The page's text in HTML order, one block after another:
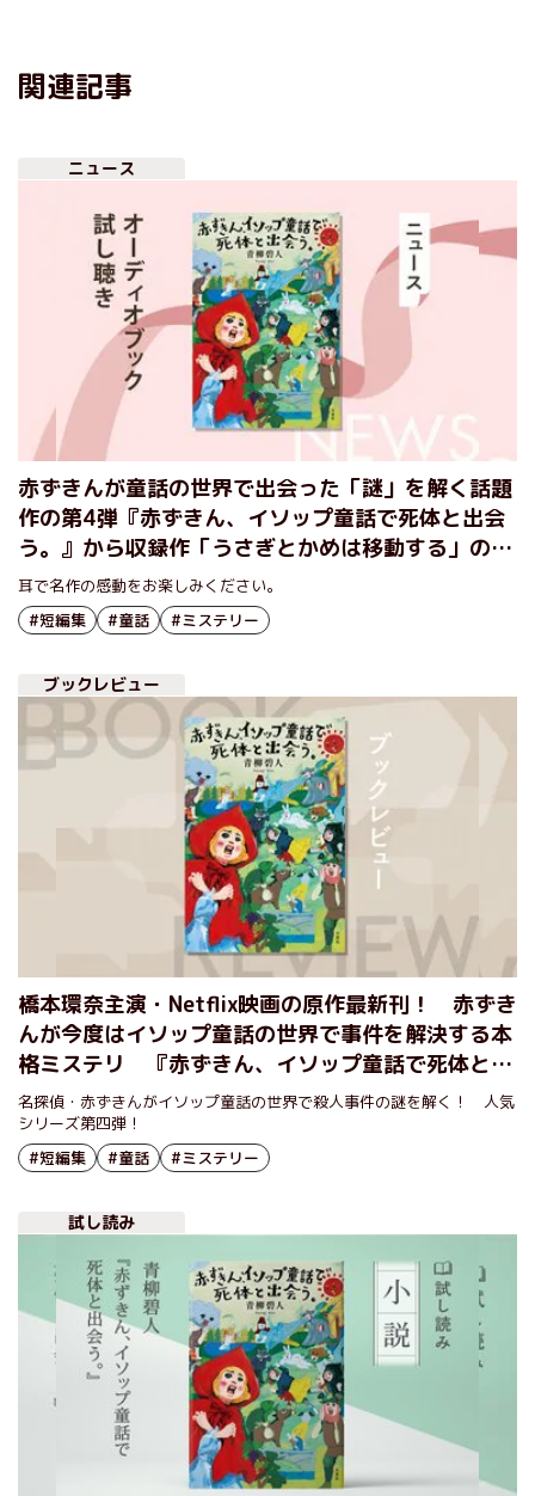
関連記事
ニュース
赤ずきんが童話の世界で出会った「謎」を解く話題
作の第4弾『赤ずきん、イソップ童話で死体と出会
う。』から収録作「うさぎとかめは移動する」のオ
ーディオブック冒頭を無料公開
耳で名作の感動をお楽しみください。
#短編集
#童話 #ミステリー
ブックレビュー
橋本環奈主演・Netflix映画の原作最新刊！ 赤ずき
んが今度はイソップ童話の世界で事件を解決する本
格ミステリ 『赤ずきん、イソップ童話で死体と出
会う。』青柳碧人
名探偵・赤ずきんがイソップ童話の世界で殺人事件の謎を解く！ 人気
シリーズ第四弾！
#短編集
#童話 #ミステリー
試し読み